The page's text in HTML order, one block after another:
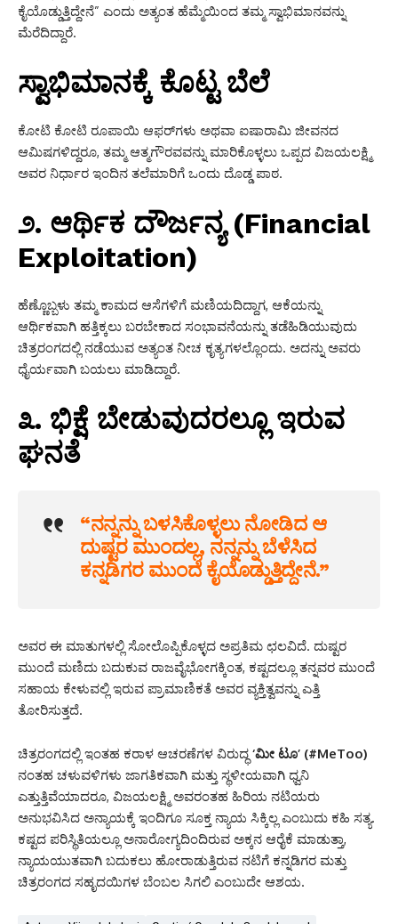
ಕೈಯೊಡ್ಡುತ್ತಿದ್ದೇನೆ” ಎಂದು ಅತ್ಯಂತ ಹೆಮ್ಮೆಯಿಂದ ತಮ್ಮ ಸ್ವಾಭಿಮಾನವನ್ನು
ಮೆರೆದಿದ್ದಾರೆ.
ಸ್ವಾಭಿಮಾನಕ್ಕೆ ಕೊಟ್ಟ ಬೆಲೆ
ಕೋಟಿ ಕೋಟಿ ರೂಪಾಯಿ ಆಫರ್‌ಗಳು ಅಥವಾ ಐಷಾರಾಮಿ ಜೀವನದ
ಆಮಿಷಗಳಿದ್ದರೂ, ತಮ್ಮ ಆತ್ಮಗೌರವವನ್ನು ಮಾರಿಕೊಳ್ಳಲು ಒಪ್ಪದ ವಿಜಯಲಕ್ಷ್ಮಿ
ಅವರ ನಿರ್ಧಾರ ಇಂದಿನ ತಲೆಮಾರಿಗೆ ಒಂದು ದೊಡ್ಡ ಪಾಠ.
೨. ಆರ್ಥಿಕ ದೌರ್ಜನ್ಯ (Financial
Exploitation)
ಹೆಣ್ಣೊಬ್ಬಳು ತಮ್ಮ ಕಾಮದ ಆಸೆಗಳಿಗೆ ಮಣಿಯದಿದ್ದಾಗ, ಆಕೆಯನ್ನು
ಆರ್ಥಿಕವಾಗಿ ಹತ್ತಿಕ್ಕಲು ಬರಬೇಕಾದ ಸಂಭಾವನೆಯನ್ನು ತಡೆಹಿಡಿಯುವುದು
ಚಿತ್ರರಂಗದಲ್ಲಿ ನಡೆಯುವ ಅತ್ಯಂತ ನೀಚ ಕೃತ್ಯಗಳಲ್ಲೊಂದು. ಅದನ್ನು ಅವರು
ಧೈರ್ಯವಾಗಿ ಬಯಲು ಮಾಡಿದ್ದಾರೆ.
೩. ಭಿಕ್ಷೆ ಬೇಡುವುದರಲ್ಲೂ ಇರುವ
ಘನತೆ
“ನನ್ನನ್ನು ಬಳಸಿಕೊಳ್ಳಲು ನೋಡಿದ ಆ
ದುಷ್ಟರ ಮುಂದಲ್ಲ, ನನ್ನನ್ನು ಬೆಳೆಸಿದ
ಕನ್ನಡಿಗರ ಮುಂದೆ ಕೈಯೊಡ್ಡುತ್ತಿದ್ದೇನೆ.”
ಅವರ ಈ ಮಾತುಗಳಲ್ಲಿ ಸೋಲೊಪ್ಪಿಕೊಳ್ಳದ ಅಪ್ರತಿಮ ಛಲವಿದೆ. ದುಷ್ಟರ
ಮುಂದೆ ಮಣಿದು ಬದುಕುವ ರಾಜವೈಭೋಗಕ್ಕಿಂತ, ಕಷ್ಟದಲ್ಲೂ ತನ್ನವರ ಮುಂದೆ
ಸಹಾಯ ಕೇಳುವಲ್ಲಿ ಇರುವ ಪ್ರಾಮಾಣಿಕತೆ ಅವರ ವ್ಯಕ್ತಿತ್ವವನ್ನು ಎತ್ತಿ
ತೋರಿಸುತ್ತದೆ.
ಚಿತ್ರರಂಗದಲ್ಲಿ ಇಂತಹ ಕರಾಳ ಆಚರಣೆಗಳ ವಿರುದ್ಧ ‘ಮೀ ಟೂ’ (#MeToo)
ನಂತಹ ಚಳುವಳಿಗಳು ಜಾಗತಿಕವಾಗಿ ಮತ್ತು ಸ್ಥಳೀಯವಾಗಿ ಧ್ವನಿ
ಎತ್ತುತ್ತಿವೆಯಾದರೂ, ವಿಜಯಲಕ್ಷ್ಮಿ ಅವರಂತಹ ಹಿರಿಯ ನಟಿಯರು
ಅನುಭವಿಸಿದ ಅನ್ಯಾಯಕ್ಕೆ ಇಂದಿಗೂ ಸೂಕ್ತ ನ್ಯಾಯ ಸಿಕ್ಕಿಲ್ಲ ಎಂಬುದು ಕಹಿ ಸತ್ಯ.
ಕಷ್ಟದ ಪರಿಸ್ಥಿತಿಯಲ್ಲೂ ಅನಾರೋಗ್ಯದಿಂದಿರುವ ಅಕ್ಕನ ಆರೈಕೆ ಮಾಡುತ್ತಾ,
ನ್ಯಾಯಯುತವಾಗಿ ಬದುಕಲು ಹೋರಾಡುತ್ತಿರುವ ನಟಿಗೆ ಕನ್ನಡಿಗರ ಮತ್ತು
ಚಿತ್ರರಂಗದ ಸಹೃದಯಿಗಳ ಬೆಂಬಲ ಸಿಗಲಿ ಎಂಬುದೇ ಆಶಯ.